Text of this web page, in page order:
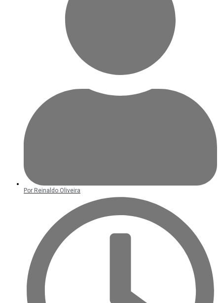
Por Reinaldo Oliveira